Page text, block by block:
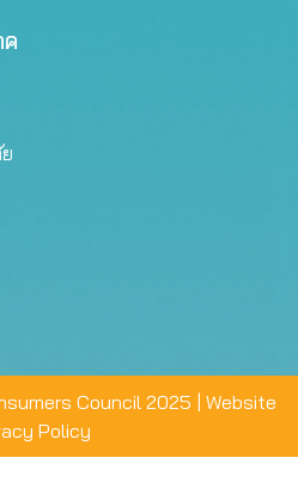
Council 2025 | Website
Policy